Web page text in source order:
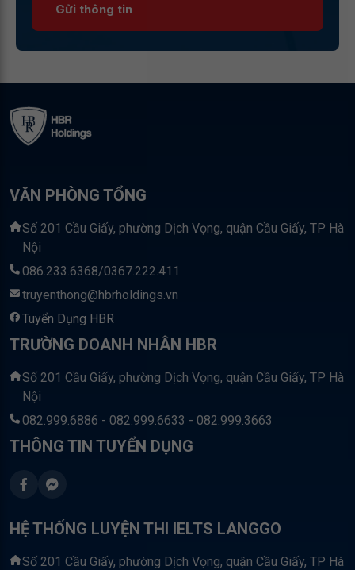
Gửi thông tin
VĂN PHÒNG TỔNG
Số 201 Cầu Giấy, phường Dịch Vọng, quận Cầu Giấy, TP Hà
Nội
086.233.6368/0367.222.411
truyenthong@hbrholdings.vn
Tuyển Dụng HBR
TRƯỜNG DOANH NHÂN HBR
Số 201 Cầu Giấy, phường Dịch Vọng, quận Cầu Giấy, TP Hà
Nội
082.999.6886 - 082.999.6633 - 082.999.3663
THÔNG TIN TUYỂN DỤNG
HỆ THỐNG LUYỆN THI IELTS LANGGO
Số 201 Cầu Giấy, phường Dịch Vọng, quận Cầu Giấy, TP Hà